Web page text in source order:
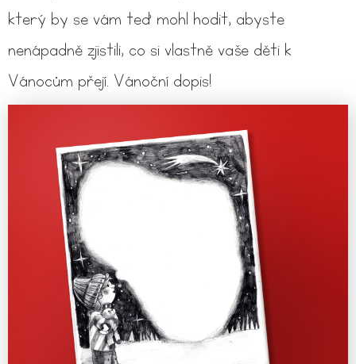
který by se vám teď mohl hodit, abyste
nenápadně zjistili, co si vlastně vaše děti k
Vánocům přejí. Vánoční dopis!